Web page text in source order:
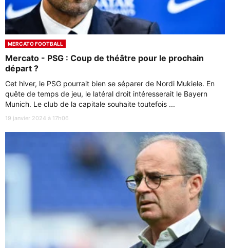
MERCATO FOOTBALL
Mercato - PSG : Coup de théâtre pour le prochain
départ ?
Cet hiver, le PSG pourrait bien se séparer de Nordi Mukiele. En
quête de temps de jeu, le latéral droit intéresserait le Bayern
Munich. Le club de la capitale souhaite toutefois ...
19 janvier 2024 à 17h06